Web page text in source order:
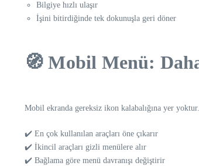
Bilgiye hızlı ulaşır
İşini bitirdiğinde tek dokunuşla geri döner
🧭 Mobil Menü:
Mobil ekranda gereksiz ikon kalabalığına yer
✔️ En çok kullanılan araçları öne çıkarır
✔️ İkincil araçları gizli menülere alır
✔️ Bağlama göre menü davranışı değiştirir